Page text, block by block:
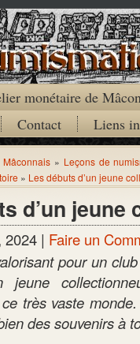
monétaire de
Contact Liens
» Leçons de
» Les débuts d’un jeune
d’un
2024 | Faire un
pour un
très vaste
des souvenirs à